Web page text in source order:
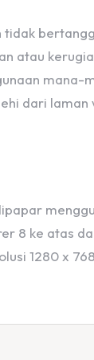
tidak
atau
mana-
dari laman
8 ke atas
1280 x